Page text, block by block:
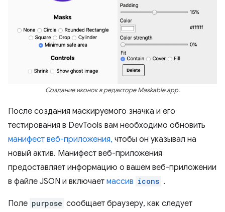
Создание иконок в редакторе Maskable.app.
После создания маскируемого значка и его
тестирования в DevTools вам необходимо обновить
манифест веб-приложения, чтобы он указывал на
новый актив. Манифест веб-приложения
предоставляет информацию о вашем веб-приложении
в файле JSON и включает массив icons .
Поле purpose сообщает браузеру, как следует